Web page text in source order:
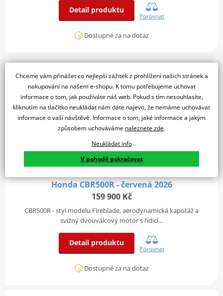
Detail produktu
Porovnat
Dostupné za na dotaz
MODEL 2026
Honda CBR500R - červená 2026
159 900 Kč
CBR500R - styl modelu Fireblade, aerodynamická kapotáž a
svižný dvouválcový motor s řídicí…
Detail produktu
Porovnat
Dostupné za na dotaz
Chceme vám přinášet co nejlepší zážitek z prohlížení našich stránek a
nakupování na našem e-shopu. K tomu potřebujeme uchovat
informace o tom, jak používáte náš web. Pokud s tím nesouhlasíte,
kliknutím na tlačítko neukládat nám dáte najevo, že nemáme uchovávat
informace o vaší návštěvě. Informace o tom, jaké informace a jakým
způsobem uchováváme naleznete zde.
Neukládat info
V pohodě pokračovat